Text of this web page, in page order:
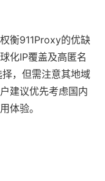
衡911Proxy的优缺
化IP覆盖及高匿名
，但需注意其地域
建议优先考虑国内
体验。